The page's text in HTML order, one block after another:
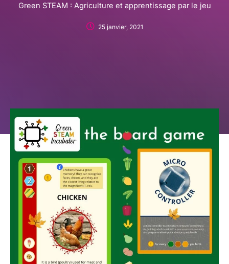
Green STEAM : Agriculture et apprentissage par le jeu
25 janvier, 2021